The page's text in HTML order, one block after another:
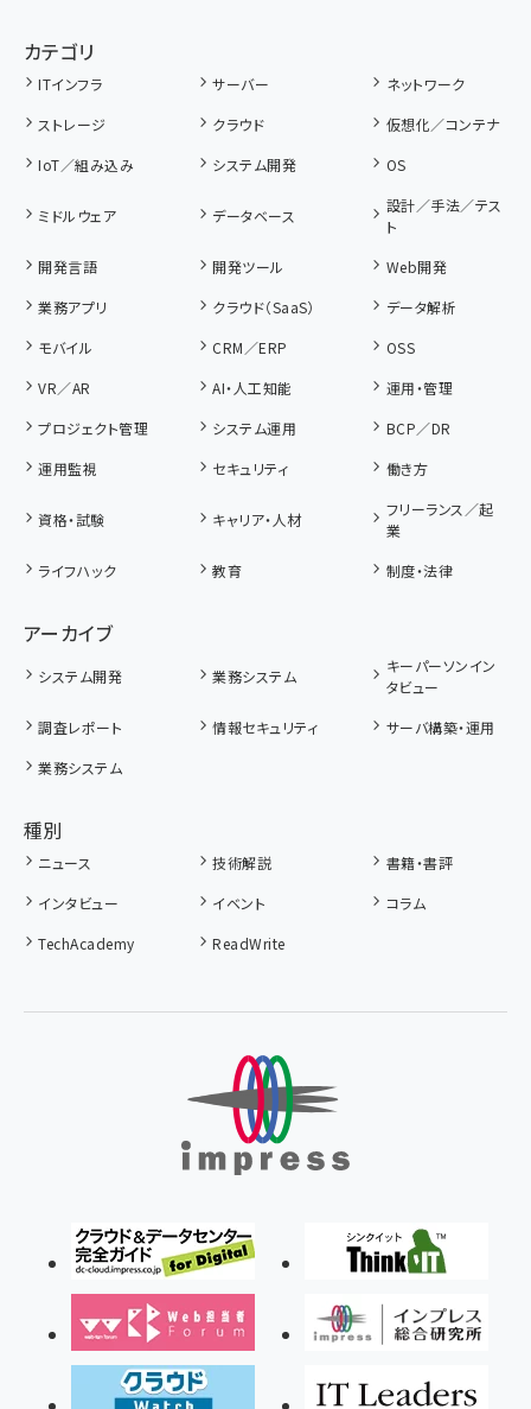
カテゴリ
ITインフラ サーバー
ネットワーク
ストレージ
クラウド
仮想化／コンテナ
IoT／組み込み
システム開発 OS
ミドルウェア データベース
設計／手法／テス
ト
開発言語
開発ツール
Web開発
業務アプリ
クラウド（SaaS）
データ解析
モバイル
CRM／ERP
OSS
VR／AR
AI・人工知能
運用・管理
プロジェクト管理
システム運用
BCP／DR
運用監視
セキュリティ 働き方
資格・試験 キャリア・人材
フリーランス／起
業
ライフハック
教育 制度・法律
アーカイブ
システム開発 業務システム
キーパーソンイン
タビュー
調査レポート
情報セキュリティ
サーバ構築・運用
業務システム
種別
ニュース 技術解説
書籍・書評
インタビュー
イベント
コラム
TechAcademy
ReadWrite